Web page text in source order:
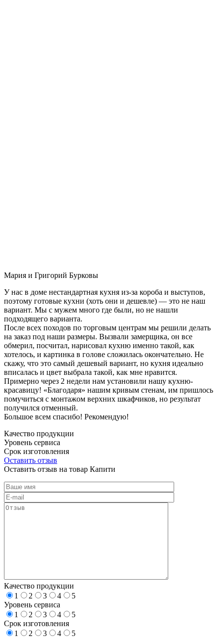
Мария и Григорий Бурковы
У нас в доме нестандартная кухня из-за короба и выступов,
поэтому готовые кухни (хоть они и дешевле) — это не наш
вариант. Мы с мужем много где были, но не нашли
подходящего варианта.
После всех походов по торговым центрам мы решили делать
на заказ под наши размеры. Вызвали замерщика, он все
обмерил, посчитал, нарисовал кухню именно такой, как
хотелось, и картинка в голове сложилась окончательно. Не
скажу, что это самый дешевый вариант, но кухня идеально
вписалась и цвет выбрала такой, как мне нравится.
Примерно через 2 недели нам установили нашу кухню-
красавицу! «Благодаря» нашим кривым стенам, им пришлось
помучиться с монтажом верхних шкафчиков, но результат
получился отменный.
Большое всем спасибо! Рекомендую!
Качество продукции
Уровень сервиса
Срок изготовления
Оставить отзыв
Оставить отзыв на товар Капити
Качество продукции
1
2 3 4
5
Уровень сервиса
1
2 3 4
5
Срок изготовления
1
2 3 4
5